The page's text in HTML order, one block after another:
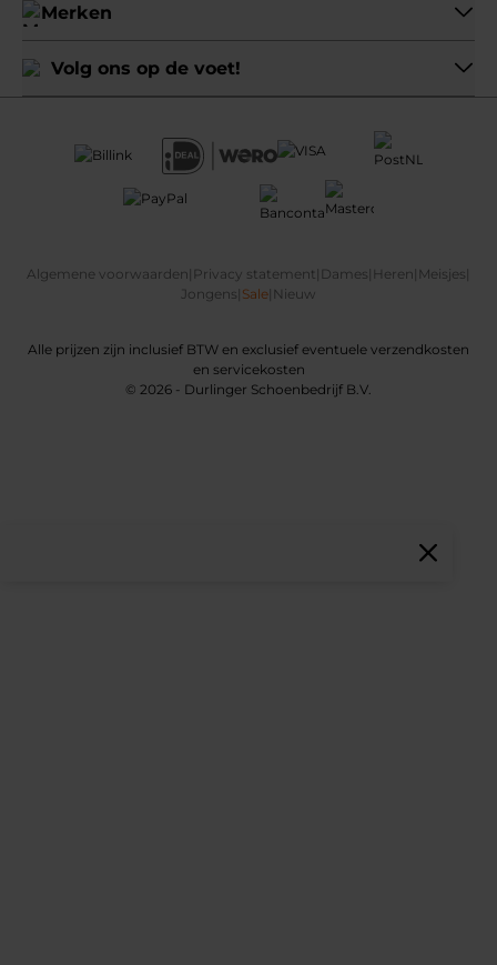
Merken
Volg ons op de voet!
Algemene voorwaarden Privacy statement Dames Heren Meisjes
Jongens Sale Nieuw
Alle prijzen zijn inclusief BTW en exclusief eventuele verzendkosten
en servicekosten
© 2026 - Durlinger Schoenbedrijf B.V.